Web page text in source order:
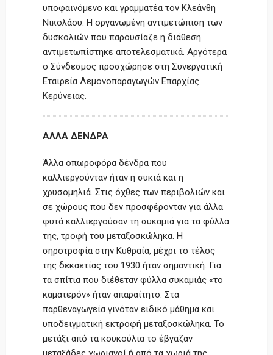
υποφαινόμενο και γραμματέα τον Κλεάνθη
Νικολάου. Η οργανωμένη αντιμετώπιση των
δυσκολιών που παρουσίαζε η διάθεση
αντιμετωπίστηκε αποτελεσματικά. Αργότερα
ο Σύνδεσμος προσχώρησε στη Συνεργατική
Εταιρεία Λεμονοπαραγωγών Επαρχίας
Κερύνειας.
ΑΛΛΑ ΔΕΝΔΡΑ
Άλλα οπωροφόρα δένδρα που
καλλιεργούνταν ήταν η συκιά και η
χρυσομηλιά. Στις όχθες των περιβολιών και
σε χώρους που δεν προσφέρονταν για άλλα
φυτά καλλιεργούσαν τη συκαμιά για τα φύλλα
της, τροφή του μεταξοσκώληκα. Η
σηροτροφία στην Κυθραία, μέχρι το τέλος
της δεκαετίας του 1930 ήταν σημαντική. Για
τα σπίτια που διέθεταν φύλλα συκαμιάς «το
καματερόν» ήταν απαραίτητο. Στα
παρθεναγωγεία γινόταν ειδικό μάθημα και
υποδειγματική εκτροφή μεταξοσκώληκα. Το
μετάξι από τα κουκούλια το έβγαζαν